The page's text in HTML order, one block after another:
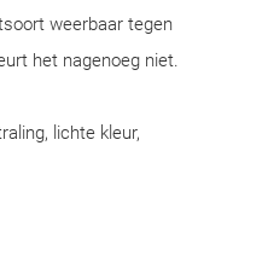
weerbaar tegen
het nagenoeg niet.
lichte kleur,